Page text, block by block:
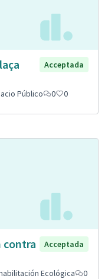
Acceptada
Público 0 0
contra
Acceptada
Ecológica
0